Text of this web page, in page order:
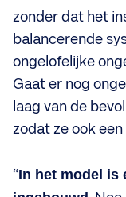
zonder dat het
balancerende
ongelofelijke
Gaat er nog
laag van de
zodat ze ook
“In het model is